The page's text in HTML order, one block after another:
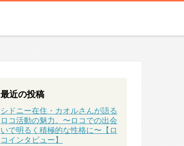
最近の投稿
シドニー在住・カオルさんが語る
ロコ活動の魅力。〜ロコでの出会
いで明るく積極的な性格に〜【ロ
コインタビュー】